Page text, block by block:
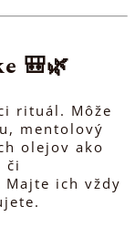
🎒🌿
rituál. Môže
mentolový
olejov ako
či
Majte ich vždy